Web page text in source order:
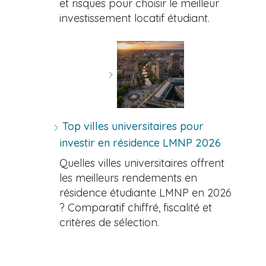
et risques pour choisir le meilleur
investissement locatif étudiant.
Top villes universitaires pour
investir en résidence LMNP 2026
Quelles villes universitaires offrent
les meilleurs rendements en
résidence étudiante LMNP en 2026
? Comparatif chiffré, fiscalité et
critères de sélection.